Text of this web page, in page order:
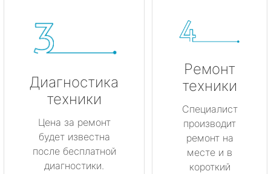
Диагностика
техники
Цена за ремонт
будет известна
после бесплатной
диагностики.
Ремонт
техники
Специалист
производит
ремонт на
месте и в
короткий